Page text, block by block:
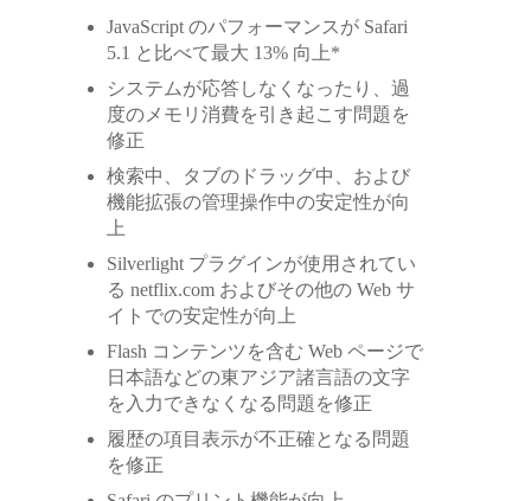
JavaScript のパフォーマンスが Safari
5.1 と比べて最大 13% 向上*
システムが応答しなくなったり、過
度のメモリ消費を引き起こす問題を
修正
検索中、タブのドラッグ中、および
機能拡張の管理操作中の安定性が向
上
Silverlight プラグインが使用されてい
る netflix.com およびその他の Web サ
イトでの安定性が向上
Flash コンテンツを含む Web ページで
日本語などの東アジア諸言語の文字
を入力できなくなる問題を修正
履歴の項目表示が不正確となる問題
を修正